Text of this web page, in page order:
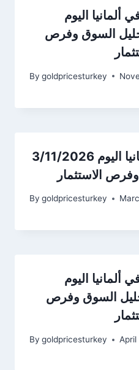
ألمانيا اليوم
2025 – تحليل السوق وفرص
By goldpricesturkey
أسعار الذهب في ألمانيا اليوم 3/11/2026
الاستثمار
By goldpricesturkey
ألمانيا اليوم
– تحليل السوق وفرص
By goldpricesturkey